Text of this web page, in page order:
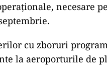
necesare
cu zboruri
la aeroporturile de